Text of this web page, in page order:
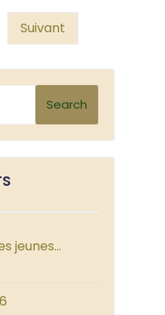
Suivant
Search
jeunes…